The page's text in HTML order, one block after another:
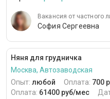
Вакансия от частного
София Сергеевна
Няня для грудничка
Москва, Автозаводская
Опыт: любой Оплата: 700
Оплата: 61400 руб/мес